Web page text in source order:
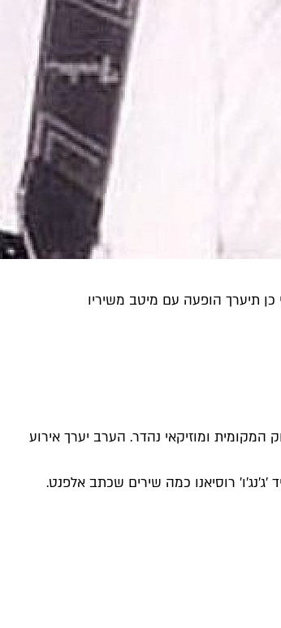
המקומית ומוזיקאי נהדר. הערב יערך אירוע
'ג'נג'ו' רוסיאנו כמה שירים שכתב אלפנט.